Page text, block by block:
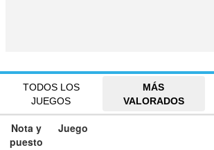
TODOS LOS
JUEGOS
MÁS
VALORADOS
Nota y
puesto
Juego